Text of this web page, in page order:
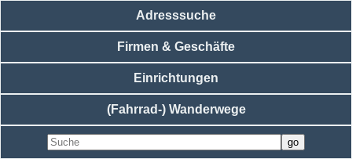
Adresssuche
Firmen & Geschäfte
Einrichtungen
(Fahrrad-) Wanderwege